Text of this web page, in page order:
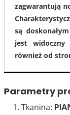
zagwarantują
są
jest
również od
Parametry
Tkanina: